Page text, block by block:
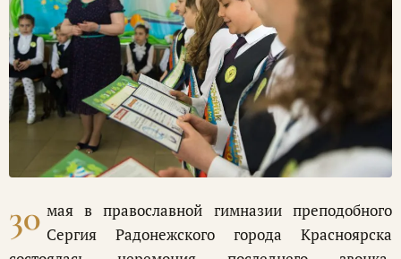
30 мая в православной гимназии преподобного
Сергия Радонежского города Красноярска